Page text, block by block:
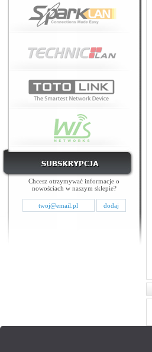
Chcesz otrzymywać informacje o
nowościach w naszym sklepie?